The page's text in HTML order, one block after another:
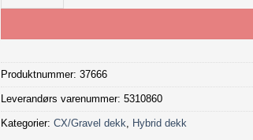
Produktnummer:37666
Leverandørs varenummer: 5310860
Kategorier:CX/Gravel dekk, Hybrid dekk